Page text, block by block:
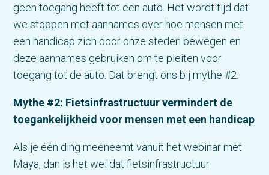
geen toegang heeft tot een auto. Het wordt tijd dat
we stoppen met aannames over hoe mensen met
een handicap zich door onze steden bewegen en
deze aannames gebruiken om te pleiten voor
toegang tot de auto. Dat brengt ons bij mythe #2.
Mythe #2: Fietsinfrastructuur vermindert de
toegankelijkheid voor mensen met een handicap
Als je één ding meeneemt vanuit het webinar met
Maya, dan is het wel dat fietsinfrastructuur